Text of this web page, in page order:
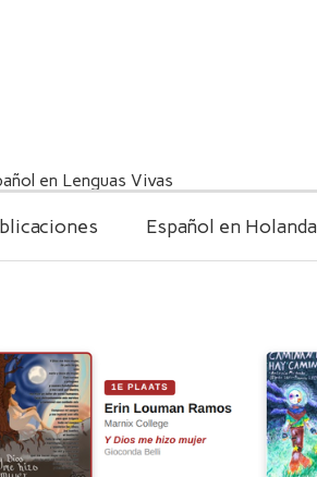
en Lenguas Vivas
Español en Holanda